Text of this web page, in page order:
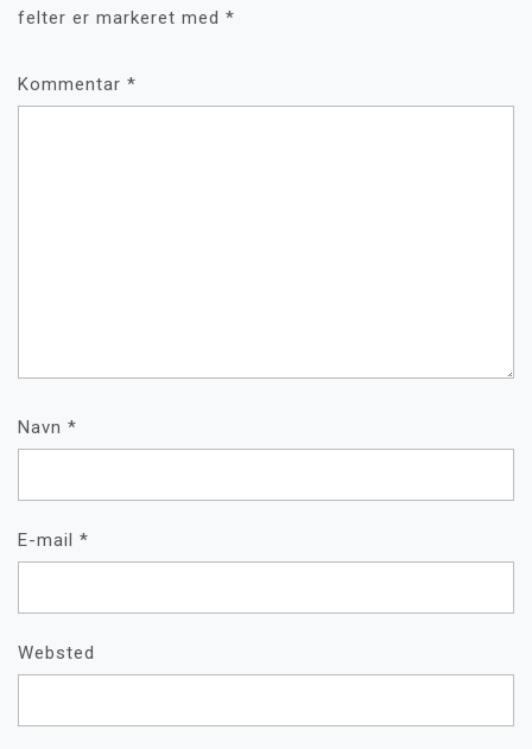
felter er markeret med *
Kommentar *
Navn *
E-mail *
Websted